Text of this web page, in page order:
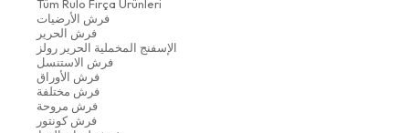
Tüm Rulo Fırça Ürünleri
فرش الأرضيات
فرش الحرير
الإسفنج المخملية الحرير رولز
فرش الاستنسل
فرش الأوراق
فرش مختلفة
فرش مروحة
فرش كونتور